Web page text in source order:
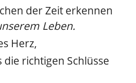
der Zeit erkennen
Leben.
Herz,
richtigen Schlüsse